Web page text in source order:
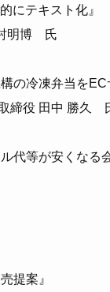
にテキスト化』
明博 氏
の冷凍弁当を
取締役 田中 勝久
代等が安くなる
提案』